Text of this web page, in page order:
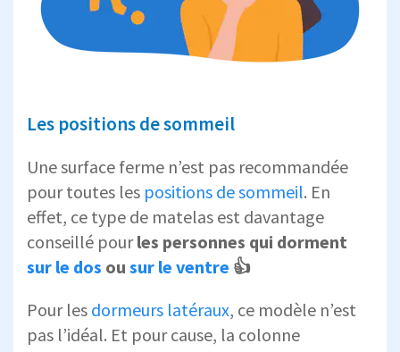
Les positions de sommeil
Une surface ferme n’est pas recommandée
pour toutes les positions de sommeil. En
effet, ce type de matelas est davantage
conseillé pourles personnes qui dorment
sur le dos ou sur le ventre 👍
Pour les dormeurs latéraux, ce modèle n’est
pas l’idéal. Et pour cause, la colonne